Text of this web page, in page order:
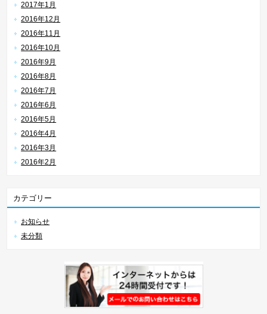
2017年1月
2016年12月
2016年11月
2016年10月
2016年9月
2016年8月
2016年7月
2016年6月
2016年5月
2016年4月
2016年3月
2016年2月
カテゴリー
お知らせ
未分類